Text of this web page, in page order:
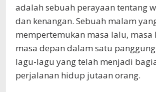
adalah sebuah perayaan tentang
dan kenangan. Sebuah malam
mempertemukan masa lalu, masa
masa depan dalam satu
lagu-lagu yang telah menjadi
perjalanan hidup jutaan orang.